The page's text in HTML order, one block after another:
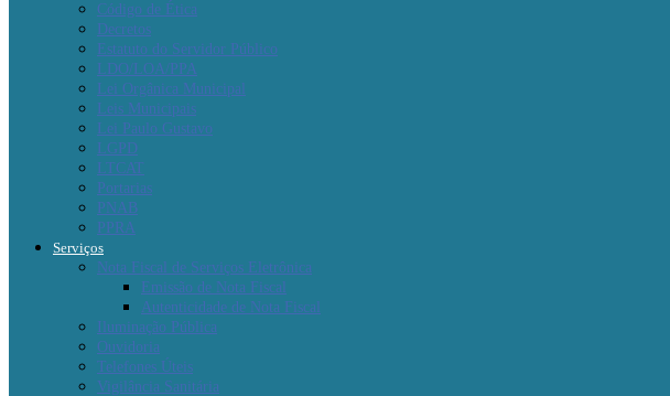
Código de Ética
Decretos
Estatuto do Servidor Público
LDO/LOA/PPA
Lei Orgânica Municipal
Leis Municipais
Lei Paulo Gustavo
LGPD
LTCAT
Portarias
PNAB
PPRA
Serviços
Nota Fiscal de Serviços Eletrônica
Emissão de Nota Fiscal
Autenticidade de Nota Fiscal
Iluminação Pública
Ouvidoria
Telefones Úteis
Vigilância Sanitária